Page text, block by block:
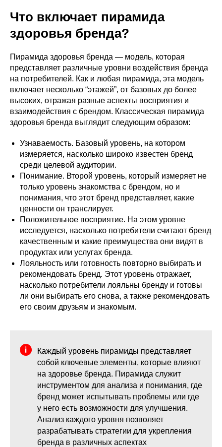
Что включает пирамида
здоровья бренда?
Пирамида здоровья бренда — модель, которая
представляет различные уровни воздействия бренда
на потребителей. Как и любая пирамида, эта модель
включает несколько “этажей”, от базовых до более
высоких, отражая разные аспекты восприятия и
взаимодействия с брендом. Классическая пирамида
здоровья бренда выглядит следующим образом:
Узнаваемость. Базовый уровень, на котором
измеряется, насколько широко известен бренд
среди целевой аудитории.
Понимание. Второй уровень, который измеряет не
только уровень знакомства с брендом, но и
понимания, что этот бренд представляет, какие
ценности он транслирует.
Положительное восприятие. На этом уровне
исследуется, насколько потребители считают бренд
качественным и какие преимущества они видят в
продуктах или услугах бренда.
Лояльность или готовность повторно выбирать и
рекомендовать бренд. Этот уровень отражает,
насколько потребители лояльны бренду и готовы
ли они выбирать его снова, а также рекомендовать
его своим друзьям и знакомым.
Каждый уровень пирамиды представляет
собой ключевые элементы, которые влияют
на здоровье бренда. Пирамида служит
инструментом для анализа и понимания, где
бренд может испытывать проблемы или где
у него есть возможности для улучшения.
Анализ каждого уровня позволяет
разрабатывать стратегии для укрепления
бренда в различных аспектах